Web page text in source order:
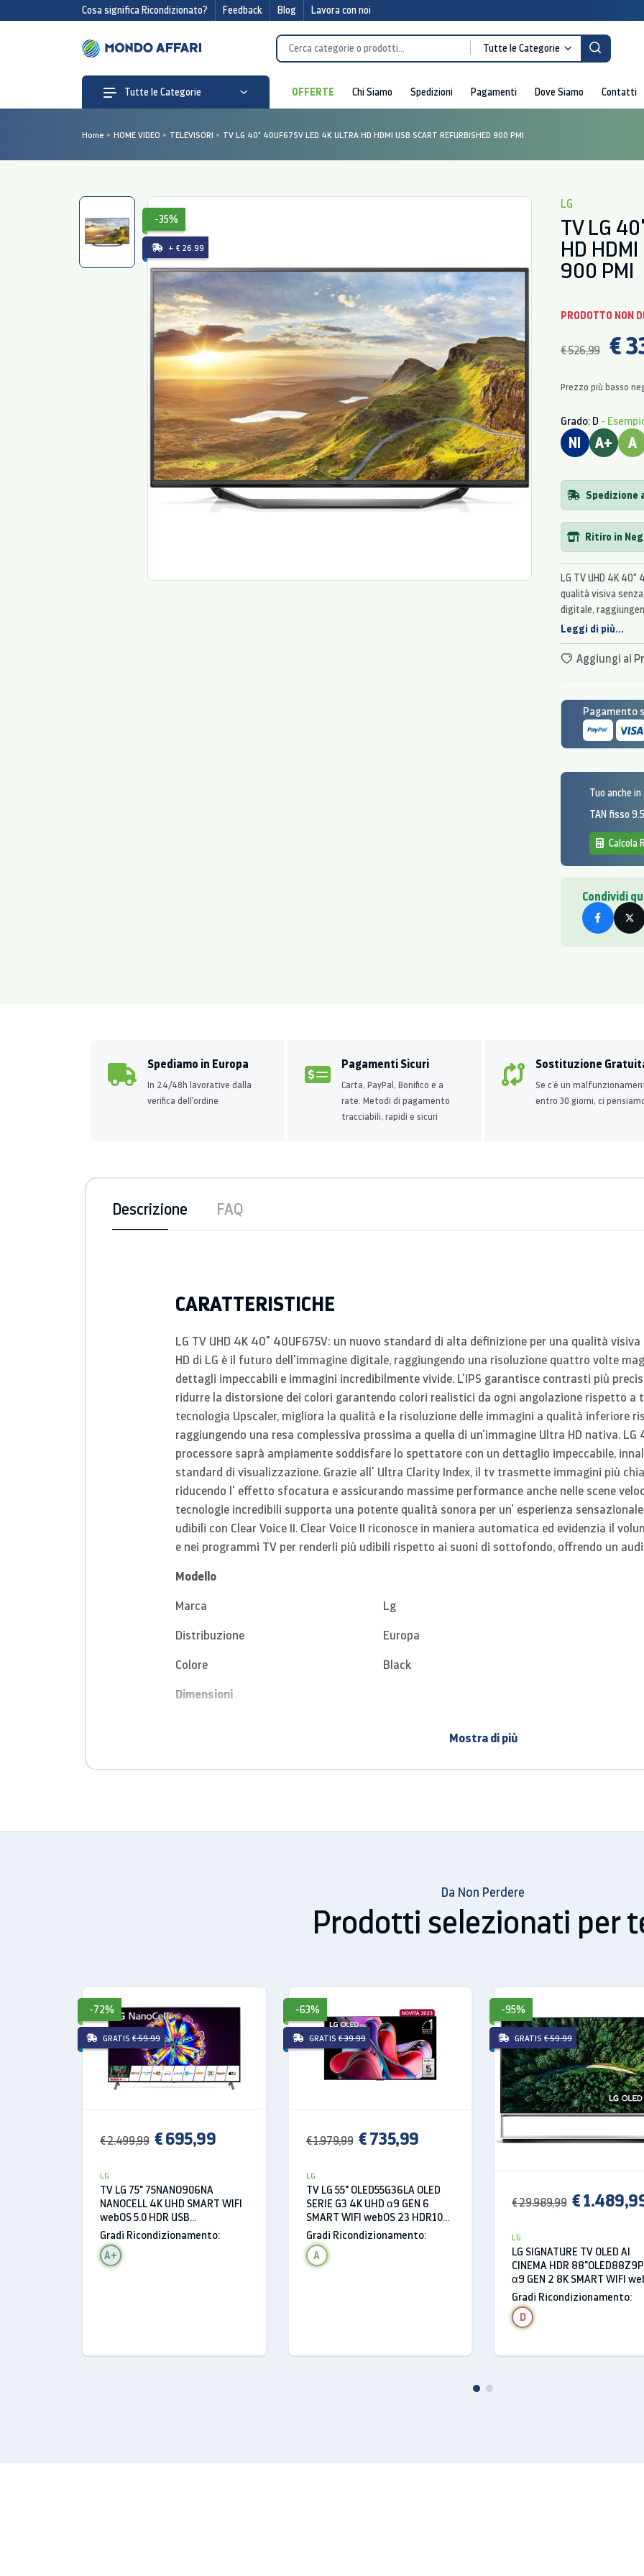
Cosa significa Ricondizionato? Feedback Blog Lavora con noi
Tutte le Categorie
Tutte le Categorie OFFERTE Chi Siamo Spedizioni Pagamenti Dove Siamo Contatti
Home HOME VIDEO TELEVISORI TV LG 40" 40UF675V LED 4K ULTRA HD HDMI USB SCART REFURBISHED 900 PMI
-35%
+ € 26.99
LG
TV LG
HD HDMI
900 PMI
PRODOTTO NON
€ 526,99 €
Prezzo più basso
Grado: D -
NI A+ A
Spedizione
Ritiro in
LG TV UHD 4K 40"
qualità visiva
digitale,
HD per dettagli
contrasti più
garantendo colori
Leggi di più...
Aggiungi ai
Pagamento
Tuo anche in
TAN fisso
Calcola
Condividi
Spediamo in Europa
In 24/48h lavorative dalla
verifica dell'ordine
Pagamenti Sicuri
Carta, PayPal, Bonifico e a
rate. Metodi di pagamento
tracciabili, rapidi e sicuri
Sostituzione
Se c’è un
entro 30 giorni, ci
Descrizione FAQ
CARATTERISTICHE
LG TV UHD 4K 40" 40UF675V: un nuovo standard di alta definizione per una qualità
HD di LG è il futuro dell'immagine digitale, raggiungendo una risoluzione quattro volte
dettagli impeccabili e immagini incredibilmente vivide. L'IPS garantisce contrasti più
ridurre la distorsione dei colori garantendo colori realistici da ogni angolazione rispetto a
tecnologia Upscaler, migliora la qualità e la risoluzione delle immagini a qualità inferiore
raggiungendo una resa complessiva prossima a quella di un'immagine Ultra HD nativa. LG
processore saprà ampiamente soddisfare lo spettatore con un dettaglio impeccabile,
standard di visualizzazione. Grazie all' Ultra Clarity Index, il tv trasmette immagini più
riducendo l' effetto sfocatura e assicurando massime performance anche nelle scene
tecnologie incredibili supporta una potente qualità sonora per un' esperienza
udibili con Clear Voice II. Clear Voice II riconosce in maniera automatica ed evidenzia il
e nei programmi TV per renderli più udibili rispetto ai suoni di sottofondo, offrendo un
Modello
Marca
Lg
Distribuzione
Europa
Colore
Black
Dimensioni
Tecnologia retroilluminazione Led
Alta definizione
4K Ultra HD
Formato Schermo
3840 x 2160
Risoluzione
16:9
Frequenza
900 PMI
Tipologia 3d
No
Caratteristiche
Colore rivestimento primario
Mostra di più
Da Non Perdere
Prodotti selezionati per
-72%
GRATIS € 59.99
€ 2.499,99 € 695,99
LG
TV LG 75" 75NANO906NA
NANOCELL 4K UHD SMART WIFI
webOS 5.0 HDR USB
REFURBISHED HDMI
Gradi Ricondizionamento:
A+
-63%
GRATIS € 39.99
€ 1.979,99 € 735,99
LG
TV LG 55" OLED55G36LA OLED
SERIE G3 4K UHD α9 GEN 6
SMART WIFI webOS 23 HDR10
USB HDMI
Gradi Ricondizionamento:
A
-95%
GRATIS € 59.99
€ 29.989,99 €
LG
LG SIGNATURE TV OLED AI
CINEMA HDR
α9 GEN 2 8K SMART WIFI
4.5 HDMI USB BLUETOOTH
Gradi Ricondizionamento:
D